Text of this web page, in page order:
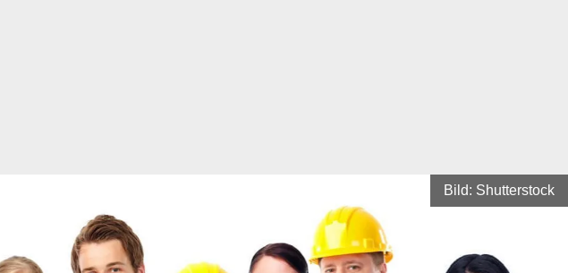
Bild: Shutterstock